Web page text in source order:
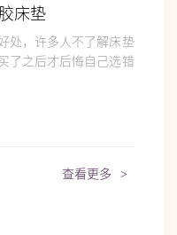
床垫
处，许多人不了解床垫
了之后才后悔自己选错
查看更多 >